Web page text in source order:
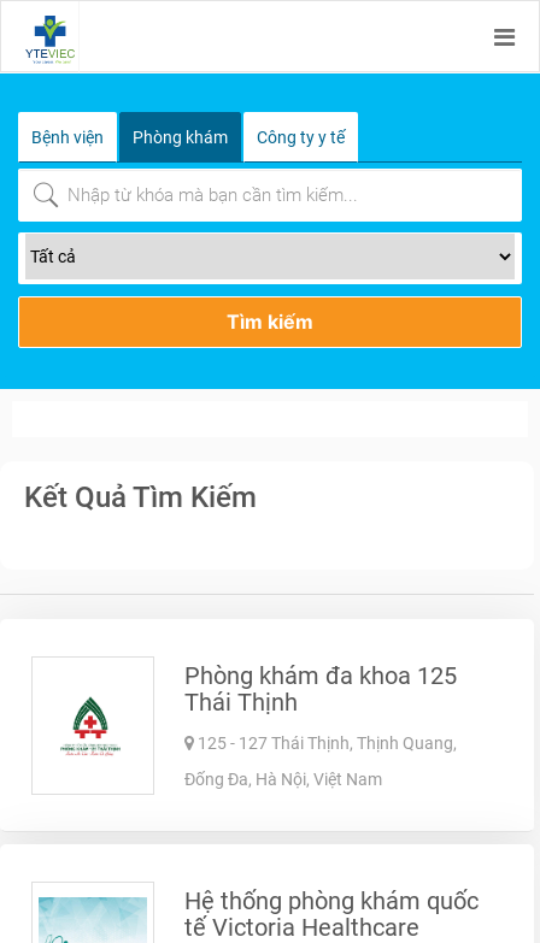
Bệnh viện Phòng khám Công ty y tế
Tìm kiếm
Kết Quả Tìm Kiếm
Phòng khám đa khoa 125
Thái Thịnh
125 - 127 Thái Thịnh, Thịnh Quang,
Đống Đa, Hà Nội, Việt Nam
Hệ thống phòng khám quốc
tế Victoria Healthcare